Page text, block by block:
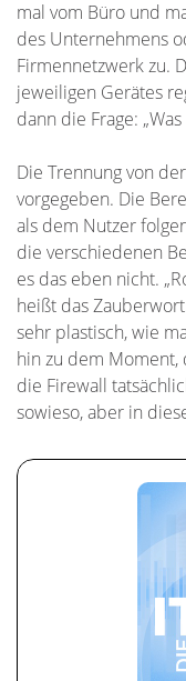
mal vom Büro und
des Unternehmens
Firmennetzwerk zu.
jeweiligen Gerätes
dann die Frage:
Die Trennung von
vorgegeben. Die
als dem Nutzer
die verschiedenen
es das eben nicht.
heißt das
sehr plastisch, wie
hin zu dem
die Firewall
sowieso, aber in